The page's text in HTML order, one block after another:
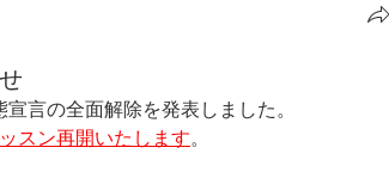
言の全面解除を発表しました。
スン再開いたします。